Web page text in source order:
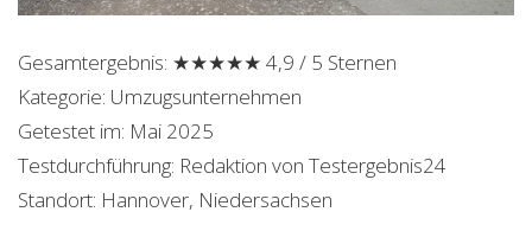
Gesamtergebnis: ★★★★★ 4,9 / 5 Sternen
Kategorie: Umzugsunternehmen
Getestet im: Mai 2025
Testdurchführung: Redaktion von Testergebnis24
Standort: Hannover, Niedersachsen